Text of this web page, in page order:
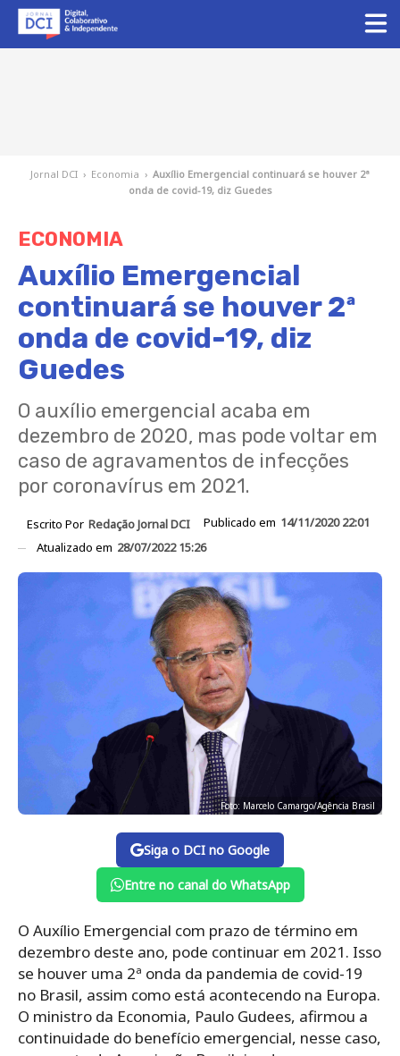
Jornal DCI › Economia › Auxílio Emergencial continuará se houver 2ª
onda de covid-19, diz Guedes
ECONOMIA
Auxílio Emergencial
continuará se houver 2ª
onda de covid-19, diz
Guedes
O auxílio emergencial acaba em
dezembro de 2020, mas pode voltar em
caso de agravamentos de infecções
por coronavírus em 2021.
Escrito Por Redação Jornal DCI Publicado em 14/11/2020 22:01
Atualizado em 28/07/2022 15:26
Foto: Marcelo Camargo/Agência Brasil
Siga o DCI no Google
Entre no canal do WhatsApp
O Auxílio Emergencial com prazo de término em
dezembro deste ano, pode continuar em 2021. Isso
se houver uma 2ª onda da pandemia de covid-19
no Brasil, assim como está acontecendo na Europa.
O ministro da Economia, Paulo Gudees, afirmou a
continuidade do benefício emergencial, nesse caso,